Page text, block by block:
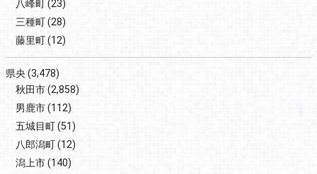
八峰町(23)
三種町(28)
藤里町(12)
県央(3,478)
秋田市(2,858)
男鹿市(112)
五城目町(51)
八郎潟町(12)
潟上市(140)